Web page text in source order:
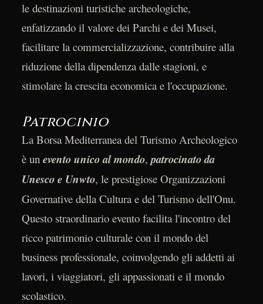
le destinazioni turistiche archeologiche,
enfatizzando il valore dei Parchi e dei Musei,
facilitare la commercializzazione, contribuire alla
riduzione della dipendenza dalle stagioni, e
stimolare la crescita economica e l'occupazione.
Patrocinio
La Borsa Mediterranea del Turismo Archeologico
è un evento unico al mondo,patrocinato da
Unesco e Unwto, le prestigiose Organizzazioni
Governative della Cultura e del Turismo dell'Onu.
Questo straordinario evento facilita l'incontro del
ricco patrimonio culturale con il mondo del
business professionale, coinvolgendo gli addetti ai
lavori, i viaggiatori, gli appassionati e il mondo
scolastico.